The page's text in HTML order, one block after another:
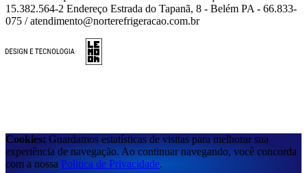
15.382.564-2 Endereço Estrada do Tapanã, 8 - Belém PA - 66.833-
075 / atendimento@norterefrigeracao.com.br
Cookies: Guardamos estatísticas de visitas para melhorar sua
experiência de navegação. Ao continuar navegando, você concorda
com a nossa Política de Privacidade.